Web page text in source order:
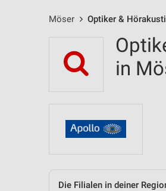
Möser Optiker &
in
Die Filialen in deiner